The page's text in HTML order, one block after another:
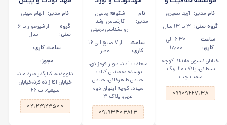
استعدادیابی جردن
نام مدیر: آزیتا نصیری
گروه سنی: ۳ تا ۱۳ سال
ساعت
کاری:
۶:۳۰ الی
۱۸:۰۰
خیابان نلسون ماندلا، کوچه
سلطانی، پلاک ۲۰، زنگ
سمت چپ
۰۹۹۰۹۲۲۷۱۳۸
شکوفه های امید از
نوزادی تا پیش
دبستانی
نام
مدیر:
شکوفه زمانیان
کارشناس ارشد
روانشناسی تربیتی
ساعت
کاری:
از ۷ صبح الی ۱۶
عصر
سعادت آباد، بلوار فرحزادی،
نرسیده به میدان کتاب،
خیابان طاهرخانی، خیابان
میلاد، کوچه ارغوان دوم
غربی، پلاک ٣
۰۹۱۹۳۴۰۴۸۱۴
دبستانی سیاره ی
نام مدیر: الهام مبینی
گروه
سنی:
از شیرخوار تا ۶
سال
ساعت کاری:
مجوز:
داوودیه، کنارگذر میرداماد،
خیابان آقا زاده فرد،خیابان
سیفیه، پ ۲۶
۰۲۱۲۲۹۲۳۵۰۰